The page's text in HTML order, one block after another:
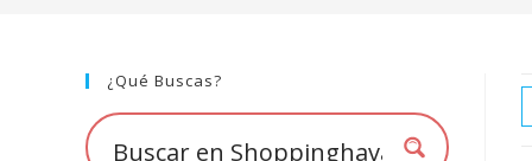
¿Qué Buscas?